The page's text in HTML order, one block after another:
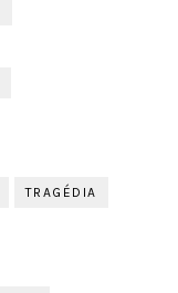
TRAGÉDIA